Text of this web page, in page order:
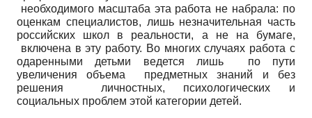
необходимого масштаба эта работа не набрала: по
оценкам специалистов, лишь незначительная часть
российских школ в реальности, а не на бумаге,
включена в эту работу. Во многих случаях работа с
одаренными детьми ведется лишь по пути
увеличения объема предметных знаний и без
решения личностных, психологических и
социальных проблем этой категории детей.